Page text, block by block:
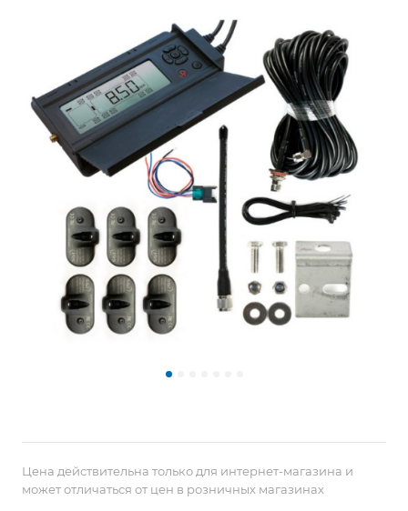
Цена действительна только для интернет-магазина и
может отличаться от цен в розничных магазинах